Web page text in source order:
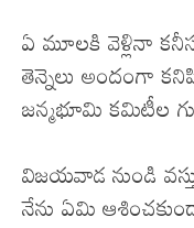
ఏ మూలకి వెళ్లినా
తెన్నెలు అందంగా
జన్మభూమి కమిటీల
విజయవాడ నుండి
నేను ఏమి